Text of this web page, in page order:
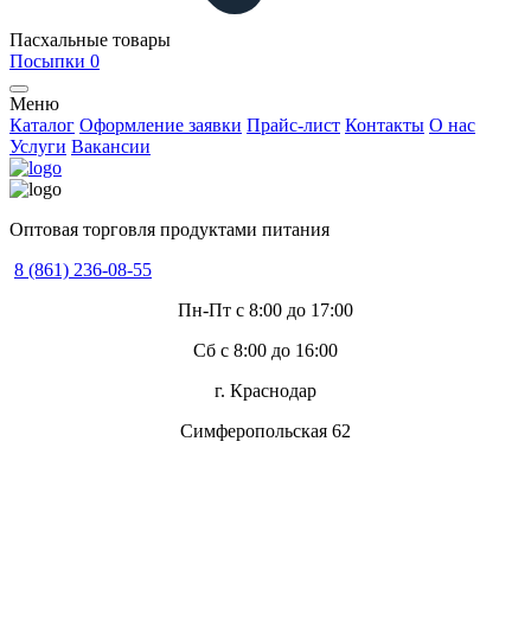
Пасхальные товары
Посыпки 0
Меню
Каталог Оформление заявки Прайс-лист Контакты О нас
Услуги Вакансии
Оптовая торговля продуктами питания
8 (861) 236-08-55
Пн-Пт с 8:00 до 17:00
Сб с 8:00 до 16:00
г. Краснодар
Симферопольская 62